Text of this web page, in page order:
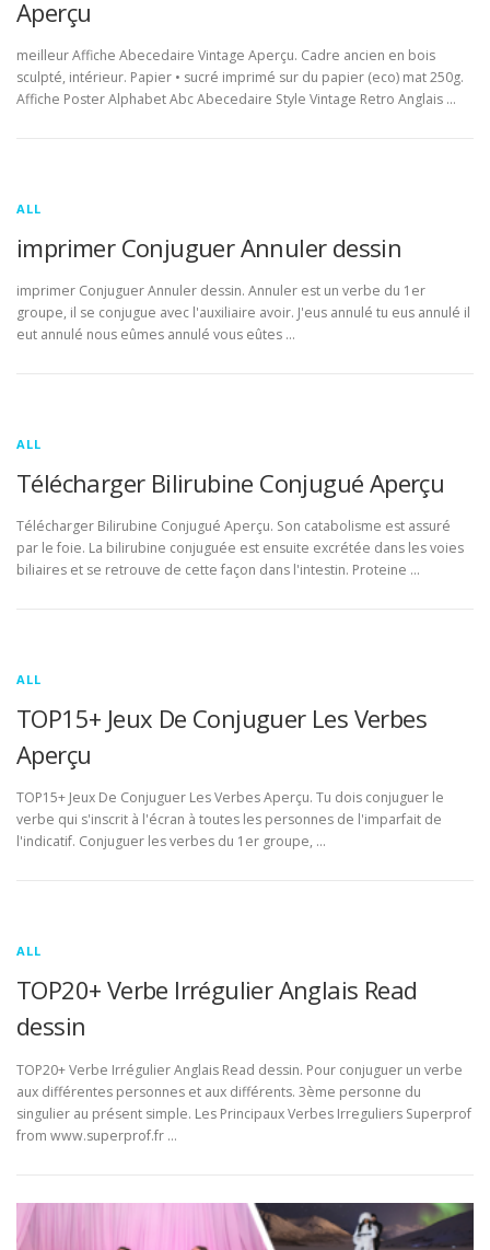
Aperçu
meilleur Affiche Abecedaire Vintage Aperçu. Cadre ancien en bois
sculpté, intérieur. Papier • sucré imprimé sur du papier (eco) mat 250g.
Affiche Poster Alphabet Abc Abecedaire Style Vintage Retro Anglais …
ALL
imprimer Conjuguer Annuler dessin
imprimer Conjuguer Annuler dessin. Annuler est un verbe du 1er
groupe, il se conjugue avec l'auxiliaire avoir. J'eus annulé tu eus annulé il
eut annulé nous eûmes annulé vous eûtes …
ALL
Télécharger Bilirubine Conjugué Aperçu
Télécharger Bilirubine Conjugué Aperçu. Son catabolisme est assuré
par le foie. La bilirubine conjuguée est ensuite excrétée dans les voies
biliaires et se retrouve de cette façon dans l'intestin. Proteine …
ALL
TOP15+ Jeux De Conjuguer Les Verbes
Aperçu
TOP15+ Jeux De Conjuguer Les Verbes Aperçu. Tu dois conjuguer le
verbe qui s'inscrit à l'écran à toutes les personnes de l'imparfait de
l'indicatif. Conjuguer les verbes du 1er groupe, …
ALL
TOP20+ Verbe Irrégulier Anglais Read
dessin
TOP20+ Verbe Irrégulier Anglais Read dessin. Pour conjuguer un verbe
aux différentes personnes et aux différents. 3ème personne du
singulier au présent simple. Les Principaux Verbes Irreguliers Superprof
from www.superprof.fr …